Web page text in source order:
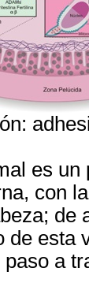
es
con
de
de esta
a